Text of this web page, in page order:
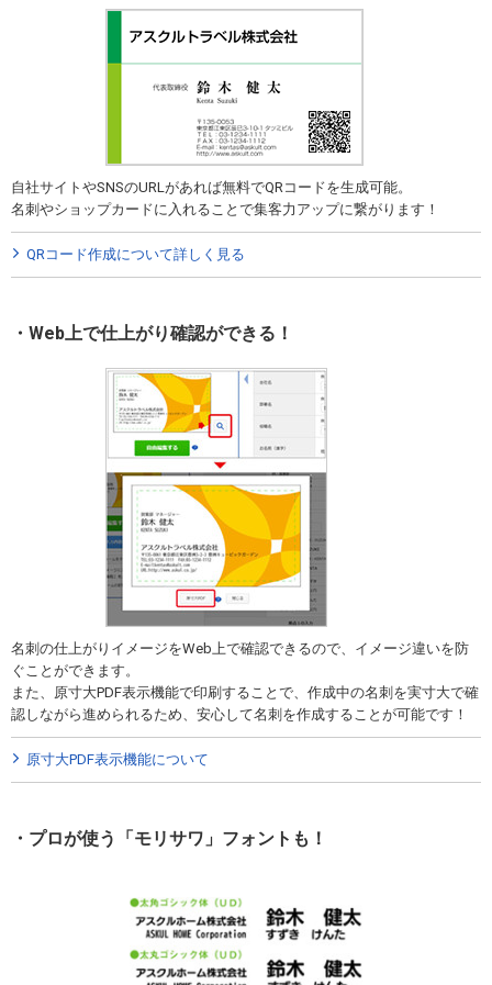
自社サイトやSNSのURLがあれば無料でQRコードを生成可能。
名刺やショップカードに入れることで集客力アップに繋がります！
QRコード作成について詳しく見る
Web上で仕上がり確認ができる！
名刺の仕上がりイメージをWeb上で確認できるので、イメージ違いを防
ぐことができます。
また、原寸大PDF表示機能で印刷することで、作成中の名刺を実寸大で確
認しながら進められるため、安心して名刺を作成することが可能です！
原寸大PDF表示機能について
プロが使う「モリサワ」フォントも！